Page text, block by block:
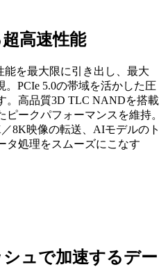
高速性能
能を最大限に引き出し、最大
。PCIe 5.0の帯域を活かした圧
。高品質3D TLC NANDを搭載
ピークパフォーマンスを維持。
8K映像の転送、AIモデルのト
タ処理をスムーズにこなす
ュで加速するデー